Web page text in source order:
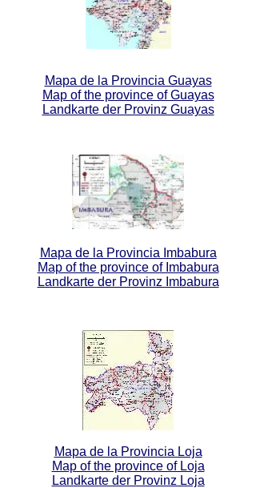
Mapa de la Provincia Guayas
Map of the province of Guayas
Landkarte der Provinz Guayas
Mapa de la Provincia Imbabura
Map of the province of Imbabura
Landkarte der Provinz Imbabura
Mapa de la Provincia Loja
Map of the province of Loja
Landkarte der Provinz Loja